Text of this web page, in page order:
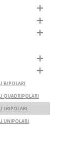
BIPOLARI
QUADRIPOLARI
TRIPOLARI
UNIPOLARI